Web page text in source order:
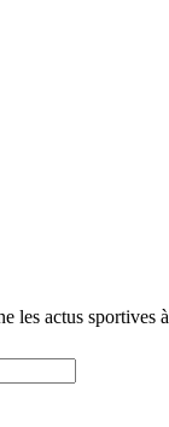
les actus sportives à